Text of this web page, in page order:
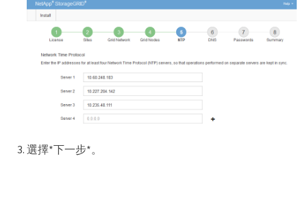
選擇*下一步*。